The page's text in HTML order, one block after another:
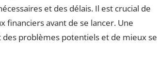
et des délais. Il est crucial de
financiers avant de se lancer. Une
problèmes potentiels et de mieux se